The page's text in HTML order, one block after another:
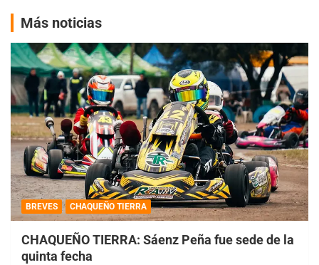
Más noticias
BREVES CHAQUEÑO TIERRA
CHAQUEÑO TIERRA: Sáenz Peña fue sede de la
quinta fecha